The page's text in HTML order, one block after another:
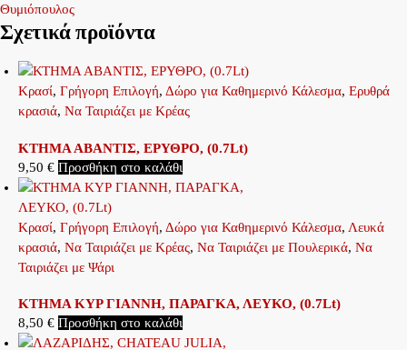
Θυμιόπουλος
Σχετικά προϊόντα
Κρασί, Γρήγορη Επιλογή, Δώρο για Καθημερινό Κάλεσμα, Ερυθρά
κρασιά, Να Ταιριάζει με Κρέας
ΚΤΗΜΑ ΑΒΑΝΤΙΣ, ΕΡΥΘΡΟ, (0.7Lt)
9,50 € Προσθήκη στο καλάθι
Κρασί, Γρήγορη Επιλογή, Δώρο για Καθημερινό Κάλεσμα, Λευκά
κρασιά, Να Ταιριάζει με Κρέας, Να Ταιριάζει με Πουλερικά, Να
Ταιριάζει με Ψάρι
ΚΤΗΜΑ ΚΥΡ ΓΙΑΝΝΗ, ΠΑΡΑΓΚΑ, ΛΕΥΚΟ, (0.7Lt)
8,50 € Προσθήκη στο καλάθι